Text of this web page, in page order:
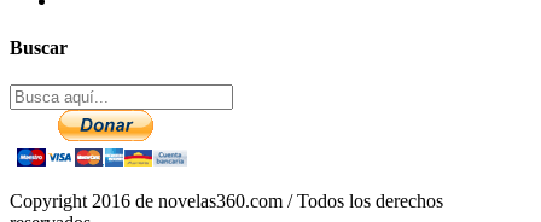
Buscar
Copyright 2016 de novelas360.com / Todos los derechos